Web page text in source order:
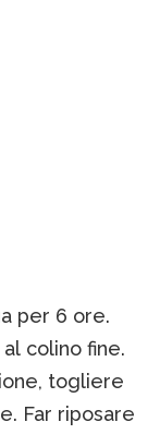
per 6 ore.
colino fine.
togliere
Far riposare